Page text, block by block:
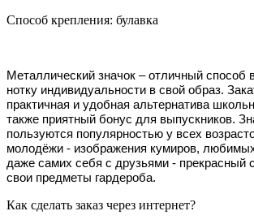
Способ крепления: булавка
Металлический значок – отличный способ
нотку индивидуальности в свой образ.
практичная и удобная альтернатива
также приятный бонус для выпускников.
пользуются популярностью у всех
молодёжи - изображения кумиров,
даже самих себя с друзьями - прекрасный
свои предметы гардероба.
Как сделать заказ через интернет?